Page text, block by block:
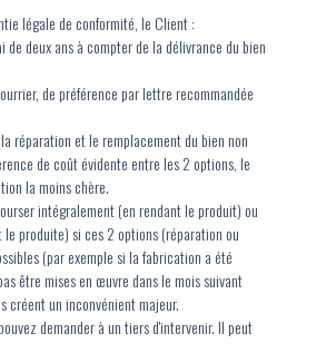
légale de conformité, le Client :
deux ans à compter de la délivrance du bien
de préférence par lettre recommandée
et le remplacement du bien non
de coût évidente entre les 2 options, le
la moins chère.
intégralement (en rendant le produit) ou
produite) si ces 2 options (réparation ou
(par exemple si la fabrication a été
être mises en œuvre dans le mois suivant
créent un inconvénient majeur.
demander à un tiers d'intervenir. Il peut